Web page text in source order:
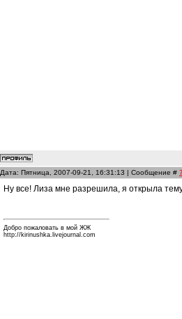
Дата: Пятница, 2007-09-21, 16:31:13 | Сообщение # 7
Ну все! Лиза мне разрешила, я открыла
Добро пожаловать в мой ЖЖ
http://kirinushka.livejournal.com